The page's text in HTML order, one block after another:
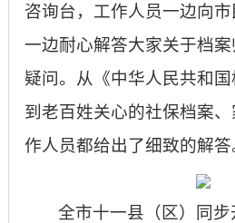
咨询台，工作人员一边向市
一边耐心解答大家关于档
疑问。从《中华人民共和国
到老百姓关心的社保档案
作人员都给出了细致的解答
全市十一县（区）同